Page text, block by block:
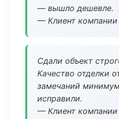
— вышло дешевле.
— Клиент компании
Сдали объект
Качество отделки
замечаний
исправили.
— Клиент компании